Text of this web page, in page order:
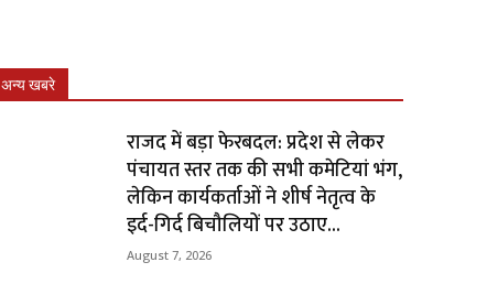
अन्य खबरे
राजद में बड़ा फेरबदल: प्रदेश से लेकर
पंचायत स्तर तक की सभी कमेटियां भंग,
लेकिन कार्यकर्ताओं ने शीर्ष नेतृत्व के
इर्द-गिर्द बिचौलियों पर उठाए...
August 7, 2026